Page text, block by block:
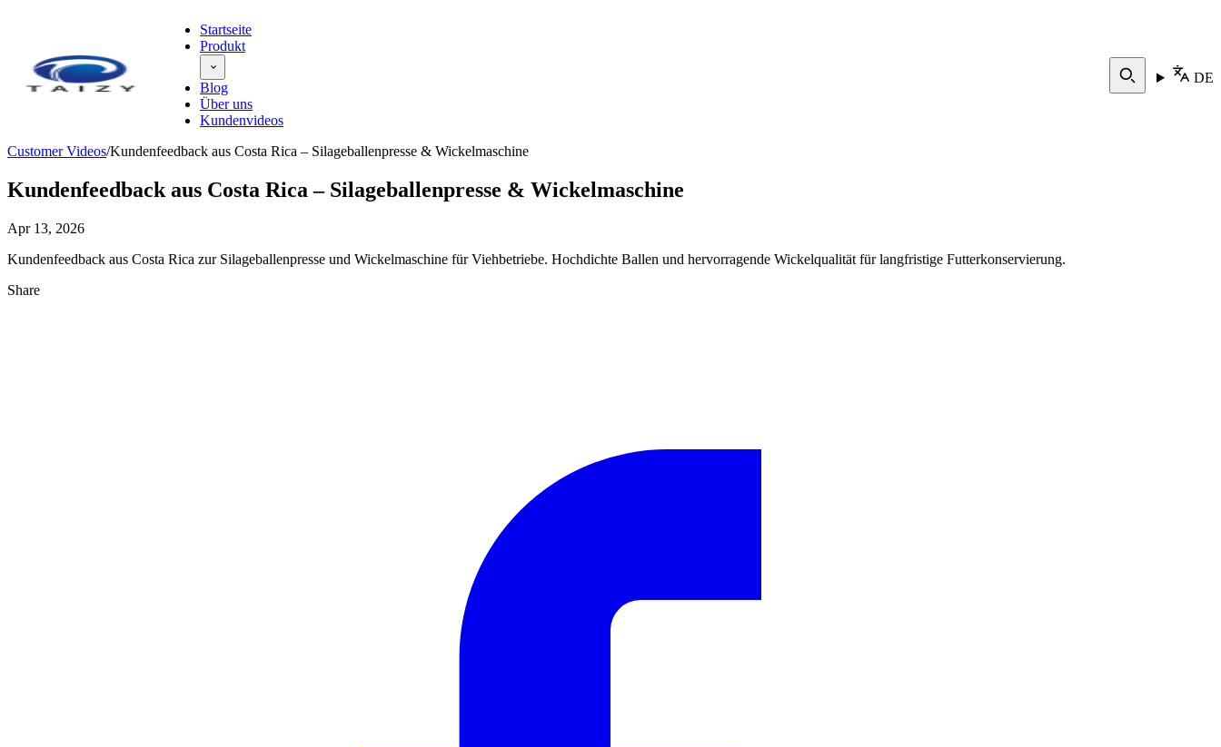
Startseite
Produkt
Blog
Über uns
Kundenvideos
DE
Customer Videos/Kundenfeedback aus Costa Rica – Silageballenpresse & Wickelmaschine
Kundenfeedback aus Costa Rica – Silageballenpresse & Wickelmaschine
Apr 13, 2026
Kundenfeedback aus Costa Rica zur Silageballenpresse und Wickelmaschine für Viehbetriebe. Hochdichte Ballen und hervorragende Wickelqualität für langfristige Futterkonservierung.
Share